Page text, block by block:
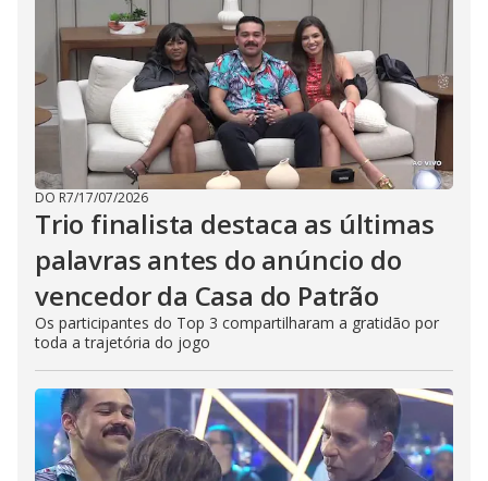
DO R7/17/07/2026
Trio finalista destaca as últimas
palavras antes do anúncio do
vencedor da Casa do Patrão
Os participantes do Top 3 compartilharam a gratidão por
toda a trajetória do jogo